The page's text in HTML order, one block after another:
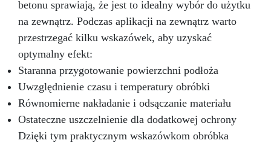
betonu sprawiają, że jest to idealny wybór do użytku
na zewnątrz. Podczas aplikacji na zewnątrz warto
przestrzegać kilku wskazówek, aby uzyskać
optymalny efekt:
Staranna przygotowanie powierzchni podłoża
Uwzględnienie czasu i temperatury obróbki
Równomierne nakładanie i odsączanie materiału
Ostateczne uszczelnienie dla dodatkowej ochrony
Dzięki tym praktycznym wskazówkom obróbka